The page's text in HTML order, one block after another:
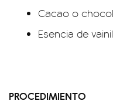
Cacao o
Esencia de
PROCEDIMIENTO